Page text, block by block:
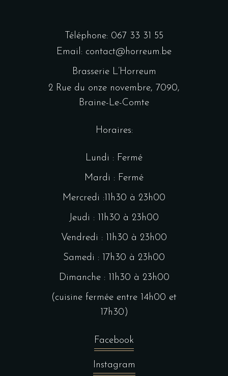
Téléphone: 067 33 31 55
Email: contact@horreum.be
Brasserie L’Horreum
2 Rue du onze novembre, 7090,
Braine-Le-Comte
Horaires:
Lundi : Fermé
Mardi : Fermé
Mercredi :11h30 à 23h00
Jeudi : 11h30 à 23h00
Vendredi : 11h30 à 23h00
Samedi : 17h30 à 23h00
Dimanche : 11h30 à 23h00
(cuisine fermée entre 14h00 et
17h30)
Facebook
Instagram